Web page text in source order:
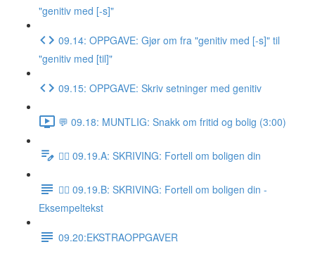
"genitiv med [-s]"
09.14: OPPGAVE: Gjør om fra "genitiv med [-s]" til
"genitiv med [til]"
09.15: OPPGAVE: Skriv setninger med genitiv
💬 09.18: MUNTLIG: Snakk om fritid og bolig (3:00)
✍🏼 09.19.A: SKRIVING: Fortell om boligen din
✍🏼 09.19.B: SKRIVING: Fortell om boligen din -
Eksempeltekst
09.20:EKSTRAOPPGAVER